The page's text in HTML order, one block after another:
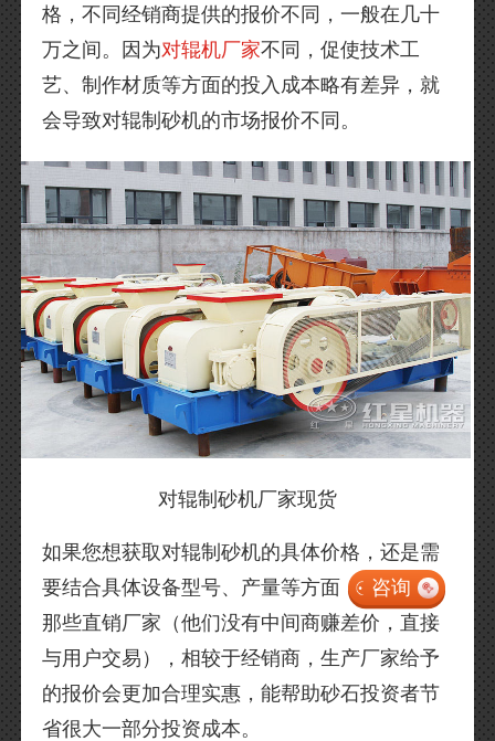
格，不同经销商提供的报价不同，一般在几十
万之间。因为对辊机厂家不同，促使技术工
艺、制作材质等方面的投入成本略有差异，就
会导致对辊制砂机的市场报价不同。
对辊制砂机厂家现货
如果您想获取对辊制砂机的具体价格，还是需
要结合具体设备型号、产量等方面
咨询
那些直销厂家（他们没有中间商赚差价，直接
与用户交易），相较于经销商，生产厂家给予
的报价会更加合理实惠，能帮助砂石投资者节
省很大一部分投资成本。